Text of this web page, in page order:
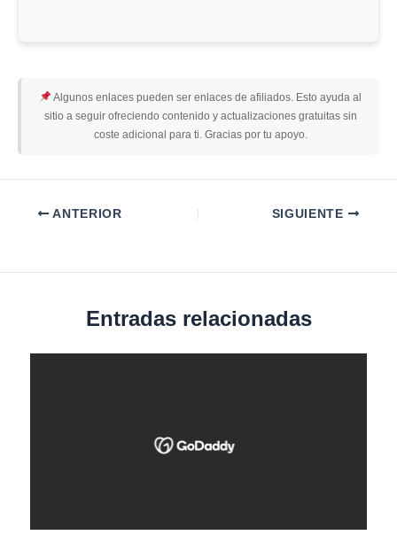
Algunos enlaces pueden ser enlaces de afiliados. Esto ayuda al
sitio a seguir ofreciendo contenido y actualizaciones gratuitas sin
coste adicional para ti. Gracias por tu apoyo.
ANTERIOR SIGUIENTE
Entradas relacionadas